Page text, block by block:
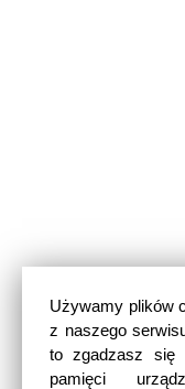
Używamy plików
z naszego
to zgadzasz się
pamięci